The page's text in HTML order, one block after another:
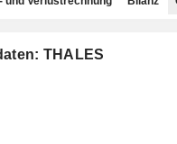
THALES